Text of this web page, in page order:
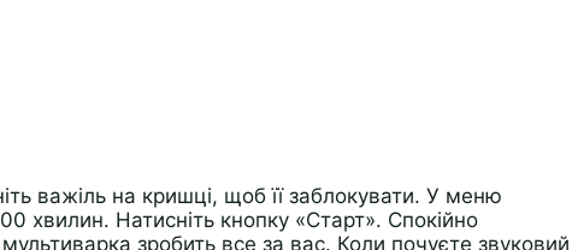
важіль на кришці, щоб її заблокувати. У меню
хвилин. Натисніть кнопку «Старт». Спокійно
зробить все за вас. Коли почуєте звуковий